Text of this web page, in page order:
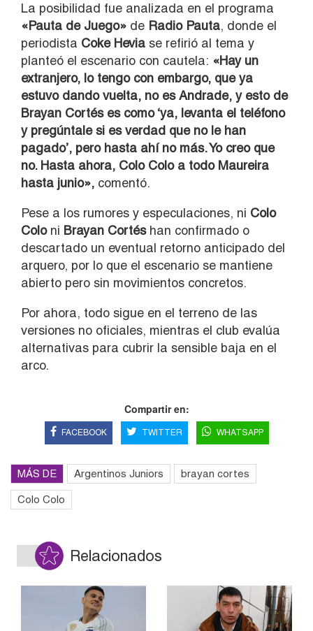
La posibilidad fue analizada en el programa
«Pauta de Juego» de Radio Pauta, donde el
periodista Coke Hevia se refirió al tema y
planteó el escenario con cautela: «Hay un
extranjero, lo tengo con embargo, que ya
estuvo dando vuelta, no es Andrade, y esto de
Brayan Cortés es como ‘ya, levanta el teléfono
y pregúntale si es verdad que no le han
pagado’, pero hasta ahí no más. Yo creo que
no. Hasta ahora, Colo Colo a todo Maureira
hasta junio», comentó.
Pese a los rumores y especulaciones, ni Colo
Coloni Brayan Cortéshan confirmado o
descartado un eventual retorno anticipado del
arquero, por lo que el escenario se mantiene
abierto pero sin movimientos concretos.
Por ahora, todo sigue en el terreno de las
versiones no oficiales, mientras el club evalúa
alternativas para cubrir la sensible baja en el
arco.
Compartir en:
FACEBOOK TWITTER WHATSAPP
MÁS DE Argentinos Juniors brayan cortes
Colo Colo
Relacionados